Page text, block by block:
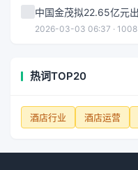
中国金茂拟22.65亿元
2026-03-03 06:37 · 1008
热词TOP20
酒店行业 酒店运营